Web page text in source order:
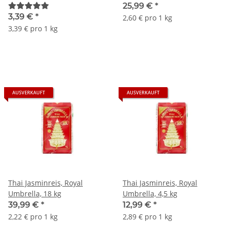
3,39 € *
3,39 € pro 1 kg
25,99 € *
2,60 € pro 1 kg
AUSVERKAUFT
Thai Jasminreis, Royal
Umbrella, 18 kg
39,99 € *
2,22 € pro 1 kg
AUSVERKAUFT
Thai Jasminreis, Royal
Umbrella, 4,5 kg
12,99 € *
2,89 € pro 1 kg